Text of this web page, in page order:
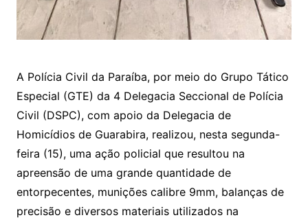
A Polícia Civil da Paraíba, por meio do Grupo Tático
Especial (GTE) da 4 Delegacia Seccional de Polícia
Civil (DSPC), com apoio da Delegacia de
Homicídios de Guarabira, realizou, nesta segunda-
feira (15), uma ação policial que resultou na
apreensão de uma grande quantidade de
entorpecentes, munições calibre 9mm, balanças de
precisão e diversos materiais utilizados na